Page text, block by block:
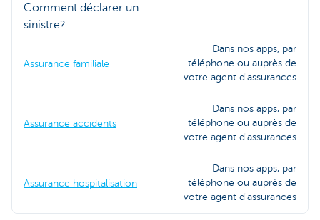
Comment déclarer un
sinistre?
Assurance familiale
Dans nos apps, par
téléphone ou auprès de
votre agent d'assurances
Assurance accidents
Dans nos apps, par
téléphone ou auprès de
votre agent d'assurances
Assurance hospitalisation
Dans nos apps, par
téléphone ou auprès de
votre agent d'assurances